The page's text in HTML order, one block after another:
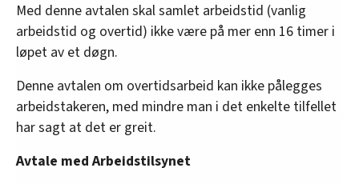
Med denne avtalen skal samlet arbeidstid (vanlig
arbeidstid og overtid) ikke være på mer enn 16 timer i
løpet av et døgn.
Denne avtalen om overtidsarbeid kan ikke pålegges
arbeidstakeren, med mindre man i det enkelte tilfellet
har sagt at det er greit.
Avtale med Arbeidstilsynet